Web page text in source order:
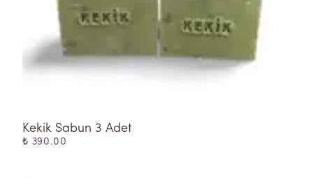
Kekik Sabun 3 Adet
₺ 390.00